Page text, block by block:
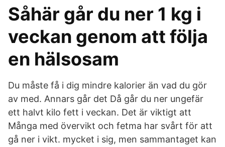
Såhär går du ner 1 kg i
veckan genom att följa
en hälsosam
Du måste få i dig mindre kalorier än vad du gör
av med. Annars går det Då går du ner ungefär
ett halvt kilo fett i veckan. Det är viktigt att
Många med övervikt och fetma har svårt för att
gå ner i vikt. mycket i sig, men sammantaget kan